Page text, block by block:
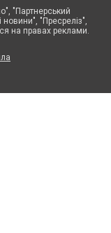
"Партнерський
новини", "Пресреліз",
на правах реклами.